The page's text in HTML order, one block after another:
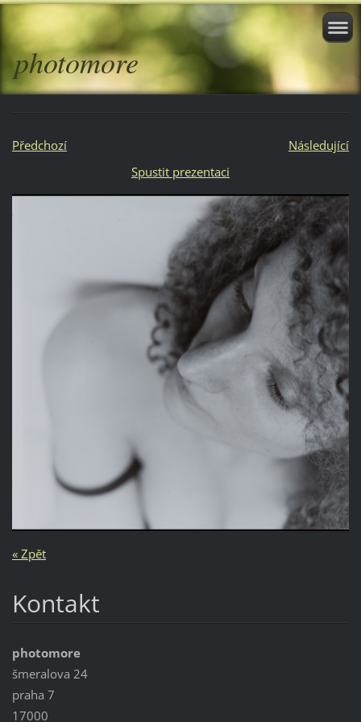
photomore
Předchozí
Následující
Spustit prezentaci
« Zpět
Kontakt
photomore
šmeralova 24
praha 7
17000